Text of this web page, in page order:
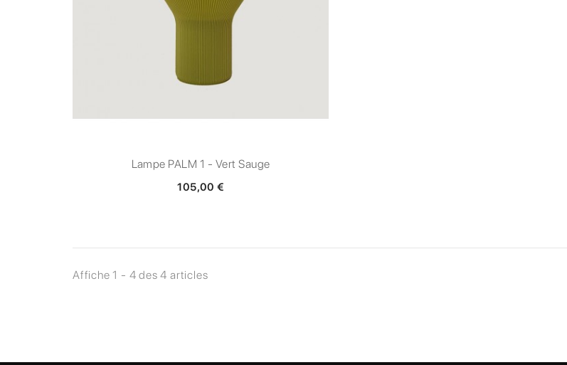
Lampe PALM 1 - Vert Sauge
105,00 €
Affiche 1 - 4 des 4 articles